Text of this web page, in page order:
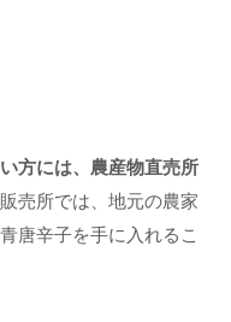
方には、農産物直売所
売所では、地元の農家
唐辛子を手に入れるこ